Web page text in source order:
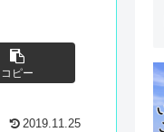
コピー
2019.11.25